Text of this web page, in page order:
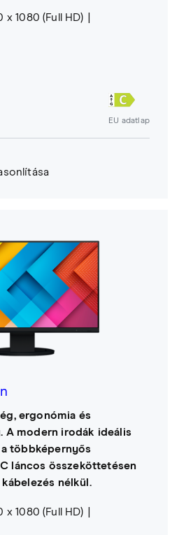
x 1080 (Full HD)
EU adatlap
ergonómia és
A modern irodák ideális
többképernyős
láncos összeköttetésen
nélkül.
x 1080 (Full HD)